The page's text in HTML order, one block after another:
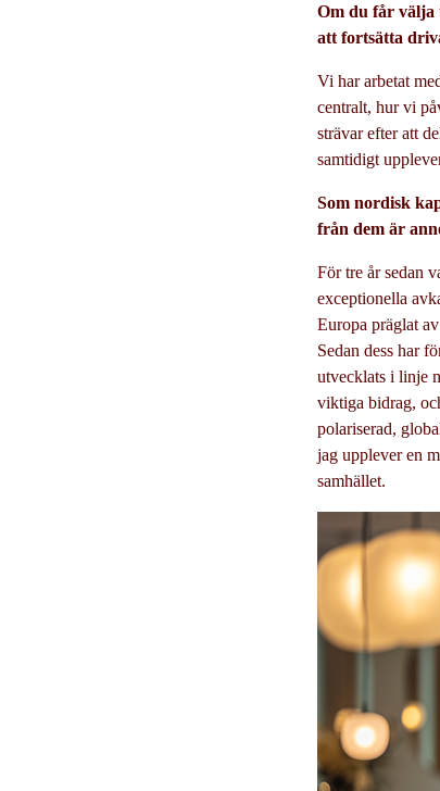
Om du får välja
att fortsätta
Vi har arbetat
centralt, hur vi
strävar efter att
samtidigt
Som nordisk
från dem är
För tre år sedan
exceptionella
Europa präglat
Sedan dess har
utvecklats i linje
viktiga bidrag,
polariserad,
jag upplever en
samhället.